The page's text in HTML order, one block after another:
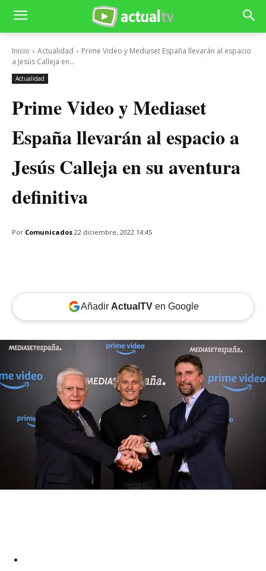
Inicio Actualidad
Prime Video y Mediaset España llevarán al espacio
a Jesús Calleja en...
Actualidad
Prime Video y Mediaset
España llevarán al espacio a
Jesús Calleja en su aventura
definitiva
Por Comunicados 22 diciembre, 2022 14:45
Añadir ActualTVen Google